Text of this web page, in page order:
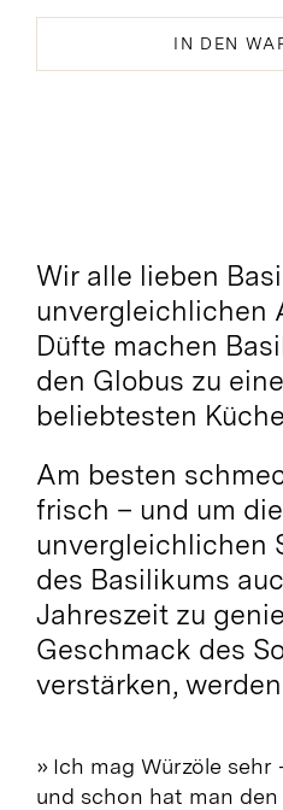
IN DEN
Wir alle lieben
unvergleichlichen
Düfte machen
den Globus zu
beliebtesten
Am besten
frisch – und um die
unvergleichlichen
des Basilikums
Jahreszeit zu
Geschmack des
verstärken,
» Ich mag Würzöle sehr
und schon hat man